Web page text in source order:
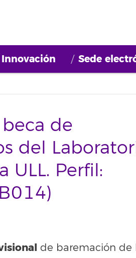
Innovación Sede
de
del
ULL. Perfil:
de baremación de